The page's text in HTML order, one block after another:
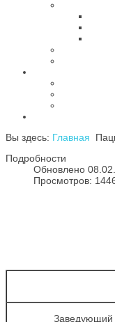
Вы здесь: Главная
Подробности
Обновлено
Просмотров:
Заведующий